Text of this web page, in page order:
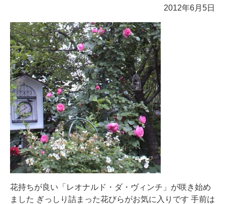
2012年6月5日
花持ちが良い「レオナルド・ダ・ヴィンチ」が咲き始め
ました ぎっしり詰まった花びらがお気に入りです 手前は